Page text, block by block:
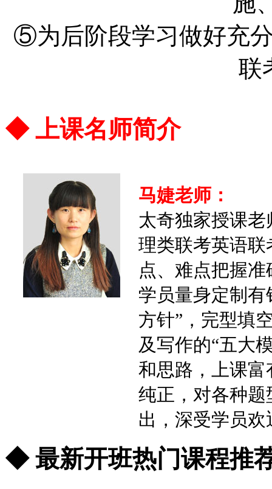
⑤为后阶段学习做好充
联
◆ 上课名师简介
马婕老师：
太奇独家授课
理类联考英语
点、难点把握
学员量身定制有
方针”，完型填
及写作的“五大
和思路，上课
纯正，对各种
出，深受学员欢
◆ 最新开班热门课程推